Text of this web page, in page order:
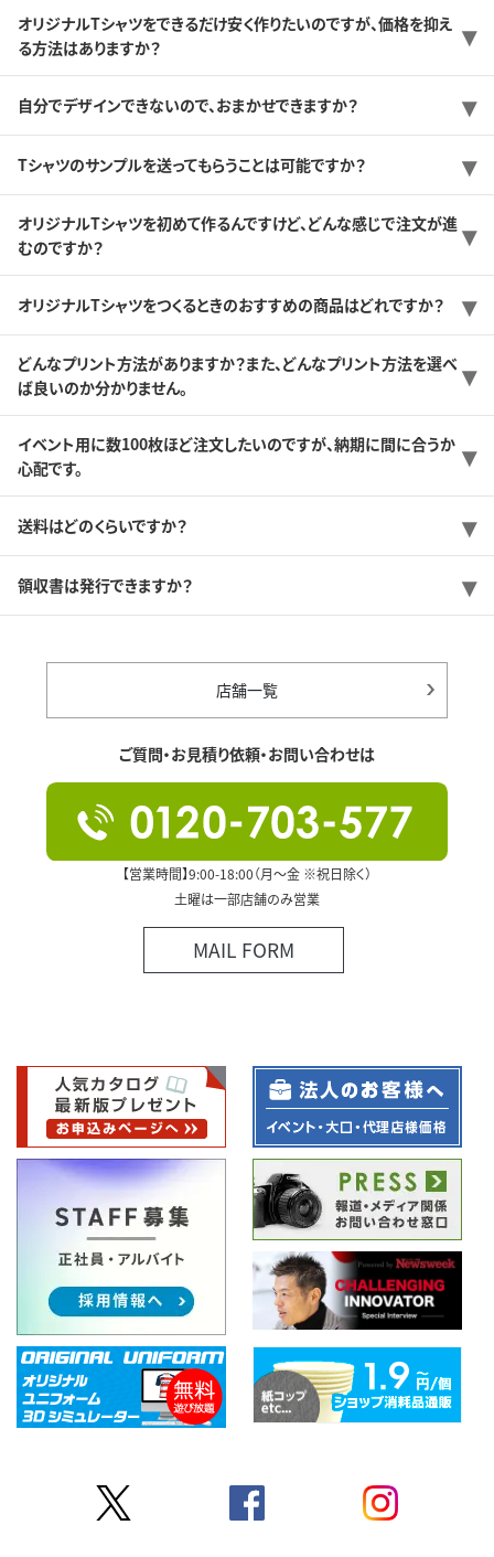
オリジナルTシャツをできるだけ安く作りたいのですが、価格を抑え
る方法はありますか？
自分でデザインできないので、おまかせできますか？
Tシャツのサンプルを送ってもらうことは可能ですか？
オリジナルTシャツを初めて作るんですけど、どんな感じで注文が進
むのですか？
オリジナルTシャツをつくるときのおすすめの商品はどれですか？
どんなプリント方法がありますか？また、どんなプリント方法を選べ
ば良いのか分かりません。
イベント用に数100枚ほど注文したいのですが、納期に間に合うか
心配です。
送料はどのくらいですか？
領収書は発行できますか？
店舗一覧
ご質問・お見積り依頼・お問い合わせは
【営業時間】9:00-18:00（月～金 ※祝日除く）
土曜は一部店舗のみ営業
MAIL FORM